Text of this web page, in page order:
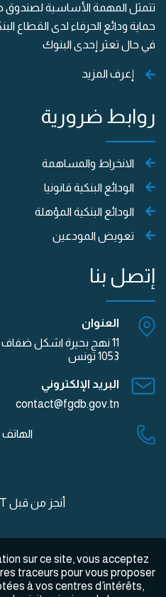
تتمثل المهمة الأساسية لصندوق
حماية ودائع الحرفاء لدى القطاع
في حال تعثر إحدى البنوك
إعرف المزيد
روابط ضرورية
الانخراط والمساهمة
الودائع البنكية قانونيا
الودائع البنكية المؤهلة
تعويض المودعين
إتصل بنا
العنوان
1053 تونس
البريد الإلكتروني
contact@fgdb.gov.tn
الهاتف453 860 71
أنجز من قبل
sur ce site, vous acceptez
traceurs pour vous proposer
à vos centres d’intérêts,